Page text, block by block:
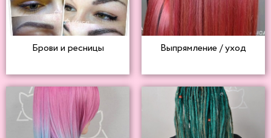
Брови и ресницы Выпрямление / уход